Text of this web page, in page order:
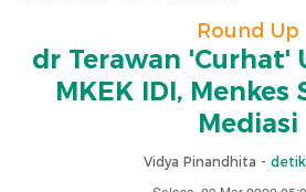
Round Up
dr Terawan 'Curhat'
MKEK IDI, Menkes
Mediasi
Vidya Pinandhita -